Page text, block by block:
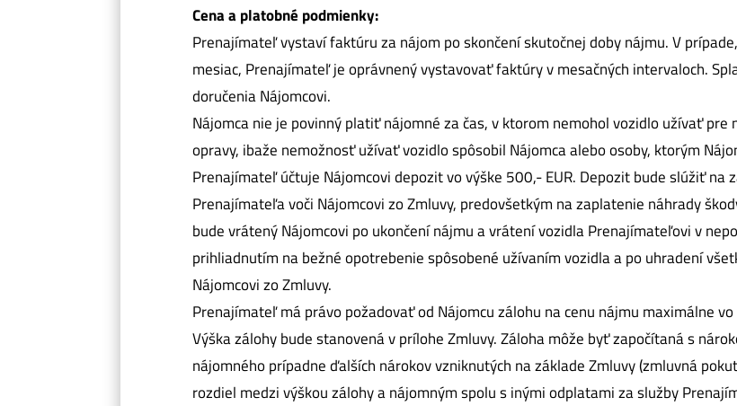
Cena a platobné podmienky:
Prenajímateľ vystaví faktúru za nájom po skončení skutočnej doby nájmu. V
mesiac, Prenajímateľ je oprávnený vystavovať faktúry v mesačných intervaloch.
doručenia Nájomcovi.
Nájomca nie je povinný platiť nájomné za čas, v ktorom nemohol vozidlo užívať
opravy, ibaže nemožnosť užívať vozidlo spôsobil Nájomca alebo osoby, ktorým
Prenajímateľ účtuje Nájomcovi depozit vo výške 500,- EUR. Depozit bude slúžiť na
Prenajímateľa voči Nájomcovi zo Zmluvy, predovšetkým na zaplatenie náhrady
bude vrátený Nájomcovi po ukončení nájmu a vrátení vozidla Prenajímateľovi v
prihliadnutím na bežné opotrebenie spôsobené užívaním vozidla a po uhradení
Nájomcovi zo Zmluvy.
Prenajímateľ má právo požadovať od Nájomcu zálohu na cenu nájmu maximálne
Výška zálohy bude stanovená v prílohe Zmluvy. Záloha môže byť započítaná s
nájomného prípadne ďalších nárokov vzniknutých na základe Zmluvy (zmluvná
rozdiel medzi výškou zálohy a nájomným spolu s inými odplatami za služby